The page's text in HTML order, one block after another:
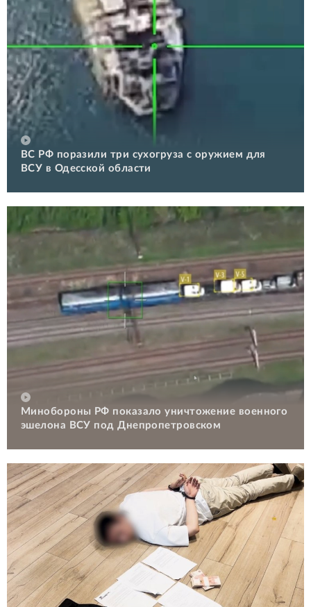
ВС РФ поразили три сухогруза с оружием для
ВСУ в Одесской области
Минобороны РФ показало уничтожение военного
эшелона ВСУ под Днепропетровском